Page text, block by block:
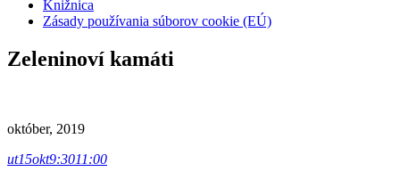
Knižnica
Zásady používania súborov cookie (EÚ)
Zeleninoví kamáti
október, 2019
ut15okt9:3011:00